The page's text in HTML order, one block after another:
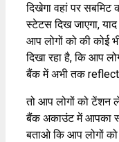
दिखेगा वहां पर
स्टेटस दिख जाएगा,
आप लोगों को की कोई
दिखा रहा है, कि आप
बैंक में अभी तक
तो आप लोगों को टेंशन
बैंक अकाउंट में आपका
बताओ कि आप लोगों को